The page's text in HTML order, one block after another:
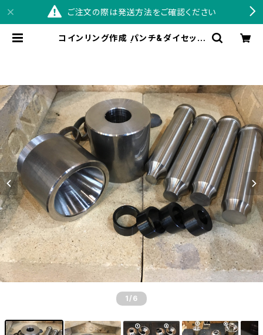
ご注文の際は発送方法をご確認ください
コインリング作成 パンチ&ダイセット
1 /6